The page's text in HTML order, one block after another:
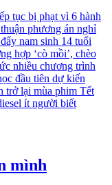
tục bị phạt vì 6 hành
phương án nghỉ
nam sinh 14 tuổi
hợp ‘cò mồi’, chèo
nhiều chương trình
đầu tiên dự kiến
trở lại mùa phim Tết
ít người biết
mình